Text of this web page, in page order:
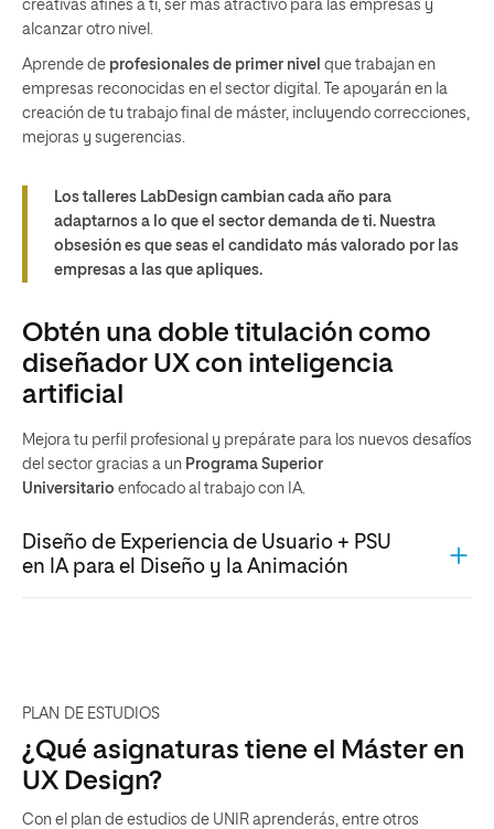
creativas afines a ti, ser más atractivo para las empresas y
alcanzar otro nivel.
Aprende de profesionales de primer nivel que trabajan en
empresas reconocidas en el sector digital. Te apoyarán en la
creación de tu trabajo final de máster, incluyendo correcciones,
mejoras y sugerencias.
Los talleres LabDesign cambian cada año para
adaptarnos a lo que el sector demanda de ti. Nuestra
obsesión es que seas el candidato más valorado por las
empresas a las que apliques.
Obtén una doble titulación como
diseñador UX con inteligencia
artificial
Mejora tu perfil profesional y prepárate para los nuevos desafíos
del sector gracias a un Programa Superior
Universitario enfocado al trabajo con IA.
Diseño de Experiencia de Usuario + PSU
en IA para el Diseño y la Animación
PLAN DE ESTUDIOS
¿Qué asignaturas tiene el Máster en
UX Design?
Con el plan de estudios de UNIR aprenderás, entre otros